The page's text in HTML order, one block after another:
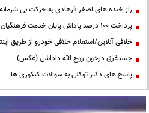
راز خنده های اصغر فرهادی به حرکت بی
پرداخت ۱۰۰ درصد پاداش پایان خدمت فرهنگیان
خلافی آنلاین/استعلام خلافی خودرو از طریق
جسدغرق درخون روح الله داداشی (عکس)
پاسخ های دکتر توکلی به سوالات کنکوری ها